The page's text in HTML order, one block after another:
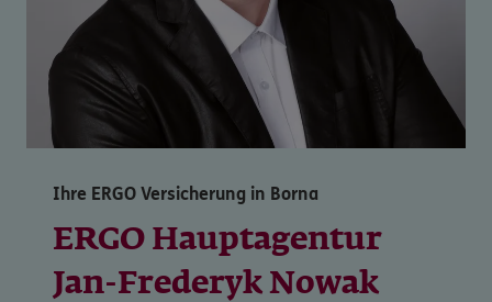
Ihre ERGO Versicherung in Borna
ERGO Hauptagentur
Jan-Frederyk Nowak